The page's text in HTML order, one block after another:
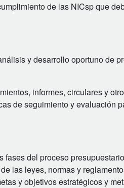
de las NICsp que
y desarrollo oportuno de
informes, circulares y
de seguimiento y evaluación
fases del proceso
las leyes, normas y
y objetivos estratégicos y